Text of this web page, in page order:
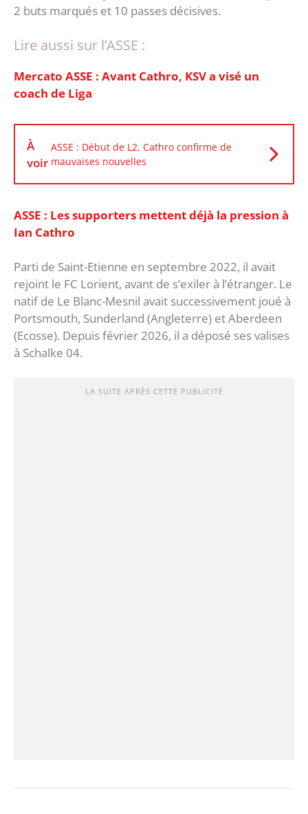
2 buts marqués et 10 passes décisives.
Lire aussi sur l’ASSE :
Mercato ASSE : Avant Cathro, KSV a visé un
coach de Liga
À
voir
ASSE : Début de L2, Cathro confirme de
mauvaises nouvelles
ASSE : Les supporters mettent déjà la pression à
Ian Cathro
Parti de Saint-Etienne en septembre 2022, il avait
rejoint le FC Lorient, avant de s’exiler à l’étranger. Le
natif de Le Blanc-Mesnil avait successivement joué à
Portsmouth, Sunderland (Angleterre) et Aberdeen
(Ecosse). Depuis février 2026, il a déposé ses valises
à Schalke 04.
LA SUITE APRÈS CETTE PUBLICITÉ